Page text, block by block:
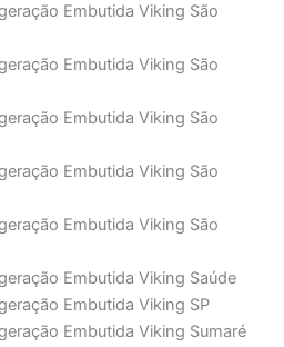
Embutida Viking São
Embutida Viking São
Embutida Viking São
Embutida Viking São
Embutida Viking São
Embutida Viking Saúde
Embutida Viking SP
Embutida Viking Sumaré